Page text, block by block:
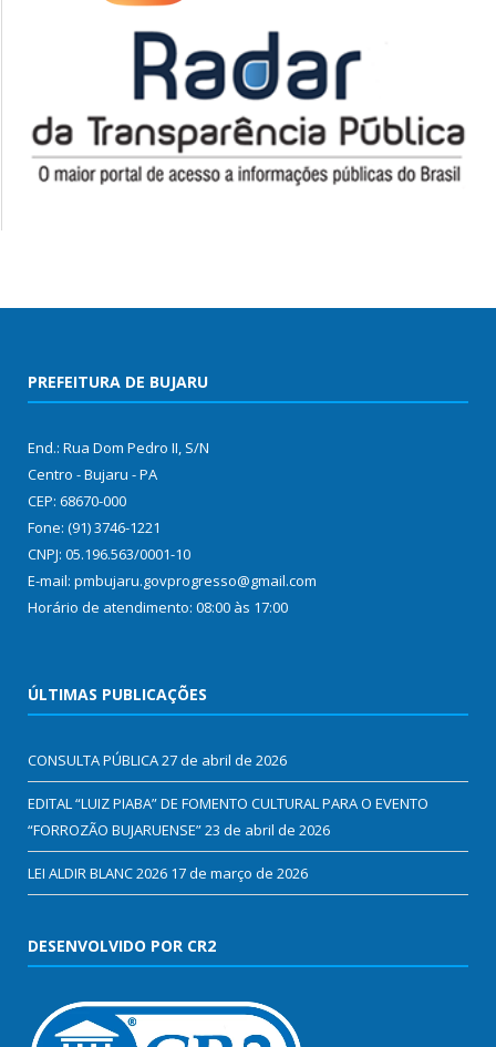
PREFEITURA DE BUJARU
End.: Rua Dom Pedro II, S/N
Centro - Bujaru - PA
CEP: 68670-000
Fone: (91) 3746-1221
CNPJ: 05.196.563/0001-10
E-mail: pmbujaru.govprogresso@gmail.com
Horário de atendimento: 08:00 às 17:00
ÚLTIMAS PUBLICAÇÕES
CONSULTA PÚBLICA27 de abril de 2026
EDITAL “LUIZ PIABA” DE FOMENTO CULTURAL PARA O EVENTO
“FORROZÃO BUJARUENSE”23 de abril de 2026
LEI ALDIR BLANC 2026 17 de março de 2026
DESENVOLVIDO POR CR2